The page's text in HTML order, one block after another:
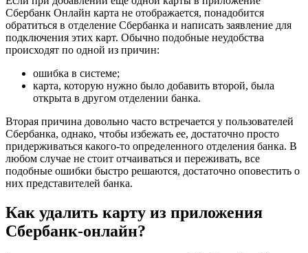
Сбербанк Онлайн карта не отображается, понадобится
обратиться в отделение Сбербанка и написать заявление для
подключения этих карт. Обычно подобные неудобства
происходят по одной из причин:
ошибка в системе;
карта, которую нужно было добавить второй, была
открыта в другом отделении банка.
Вторая причина довольно часто встречается у пользователей
Сбербанка, однако, чтобы избежать ее, достаточно просто
придерживаться какого-то определенного отделения банка. В
любом случае не стоит отчаиваться и переживать, все
подобные ошибки быстро решаются, достаточно оповестить о
них представителей банка.
Как удалить карту из приложения
Сбербанк-онлайн?